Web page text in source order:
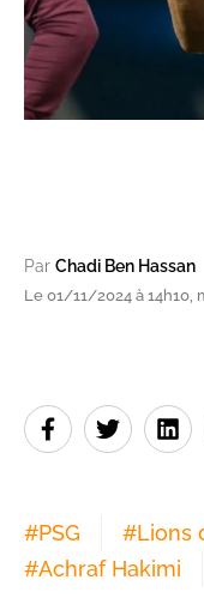
Par Chadi Ben Hassan
Le 01/11/2024 à 14h10,
#PSG #Lions
#Achraf Hakimi